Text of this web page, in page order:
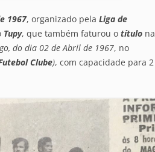
1967, organizado pela Liga de
Tupy, que também faturou o título na
do dia 02 de Abril de 1967, no
Clube), com capacidade para 2